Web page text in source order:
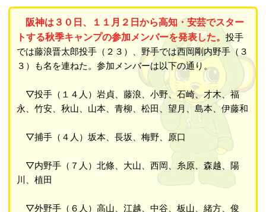
阪神は３０日、１１月２日から高知・安芸でスター
トする秋季キャンプの参加メンバーを発表した。投手
では藤浪晋太郎投手（２３）、野手では西岡剛内野手（３
３）も名を連ねた。参加メンバーは以下の通り。
▽投手（１４人）岩貞、藤浪、小野、石崎、才木、福
永、竹安、秋山、山本、青柳、松田、望月、島本、伊藤和
▽捕手（４人）坂本、長坂、梅野、原口
▽内野手（７人）北條、大山、西岡、糸原、森越、陽
川、植田
▽外野手（６人）高山、江越、中谷、板山、緒方、俊